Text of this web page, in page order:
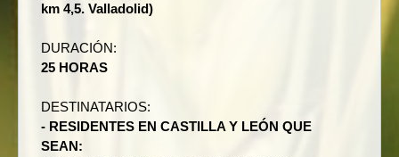
km 4,5. Valladolid)
DURACIÓN:
25 HORAS
DESTINATARIOS:
- RESIDENTES EN CASTILLA Y LEÓN QUE
SEAN: